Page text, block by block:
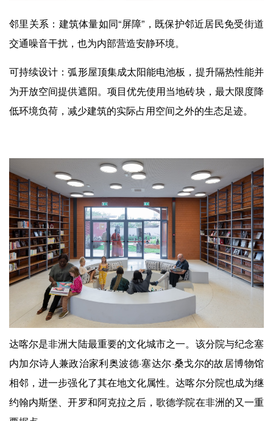
邻里关系：建筑体量如同“屏障”，既保护邻近居民免受街道
交通噪音干扰，也为内部营造安静环境。
可持续设计：弧形屋顶集成太阳能电池板，提升隔热性能并
为开放空间提供遮阳。项目优先使用当地砖块，最大限度降
低环境负荷，减少建筑的实际占用空间之外的生态足迹。
达喀尔是非洲大陆最重要的文化城市之一。该分院与纪念塞
内加尔诗人兼政治家利奥波德·塞达尔·桑戈尔的故居博物馆
相邻，进一步强化了其在地文化属性。达喀尔分院也成为继
约翰内斯堡、开罗和阿克拉之后，歌德学院在非洲的又一重